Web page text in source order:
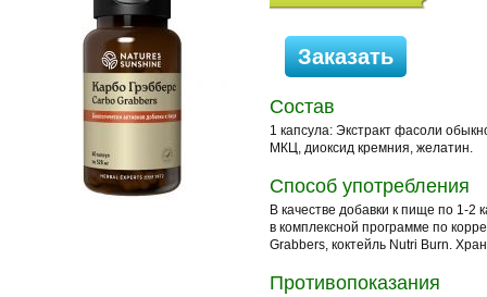
Состав
1 капсула: Экстракт фасоли
МКЦ, диоксид кремния, желатин.
Способ употребления
В качестве добавки к пище по 1-2
в комплексной программе по
Grabbers, коктейль Nutri Burn.
Противопоказания